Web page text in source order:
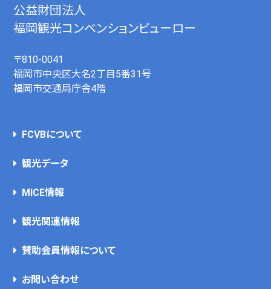
公益財団法人
福岡観光コンベンションビューロー
〒810-0041
福岡市中央区大名2丁目5番31号
福岡市交通局庁舎4階
FCVBについて
観光データ
MICE情報
観光関連情報
賛助会員情報について
お問い合わせ